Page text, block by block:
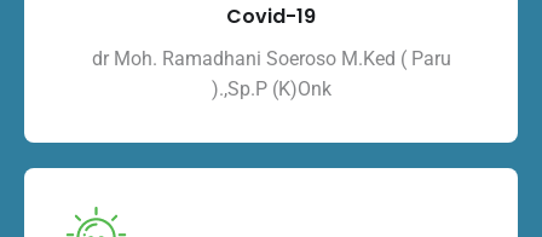
Covid-19
dr Moh. Ramadhani Soeroso M.Ked ( Paru
).,Sp.P (K)Onk